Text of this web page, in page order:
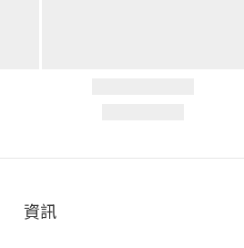
資訊